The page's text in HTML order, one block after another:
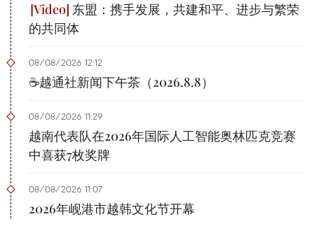
东盟：携手发展，共建和平、进步与繁荣
的共同体
08/08/2026 12:12
☕️越通社新闻下午茶（2026.8.8）
08/08/2026 11:29
越南代表队在2026年国际人工智能奥林匹克竞赛
中喜获7枚奖牌
08/08/2026 11:07
2026年岘港市越韩文化节开幕